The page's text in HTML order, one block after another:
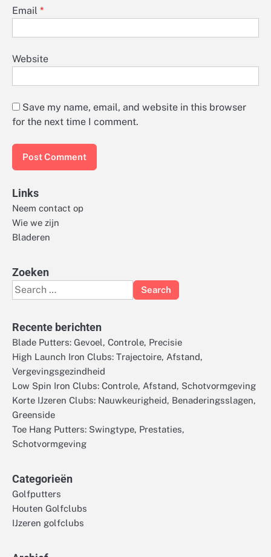
Email *
Website
Save my name, email, and website in this browser
for the next time I comment.
Links
Neem contact op
Wie we zijn
Bladeren
Zoeken
Search
for:
Recente berichten
Blade Putters: Gevoel, Controle, Precisie
High Launch Iron Clubs: Trajectoire, Afstand,
Vergevingsgezindheid
Low Spin Iron Clubs: Controle, Afstand, Schotvormgeving
Korte IJzeren Clubs: Nauwkeurigheid, Benaderingsslagen,
Greenside
Toe Hang Putters: Swingtype, Prestaties,
Schotvormgeving
Categorieën
Golfputters
Houten Golfclubs
IJzeren golfclubs